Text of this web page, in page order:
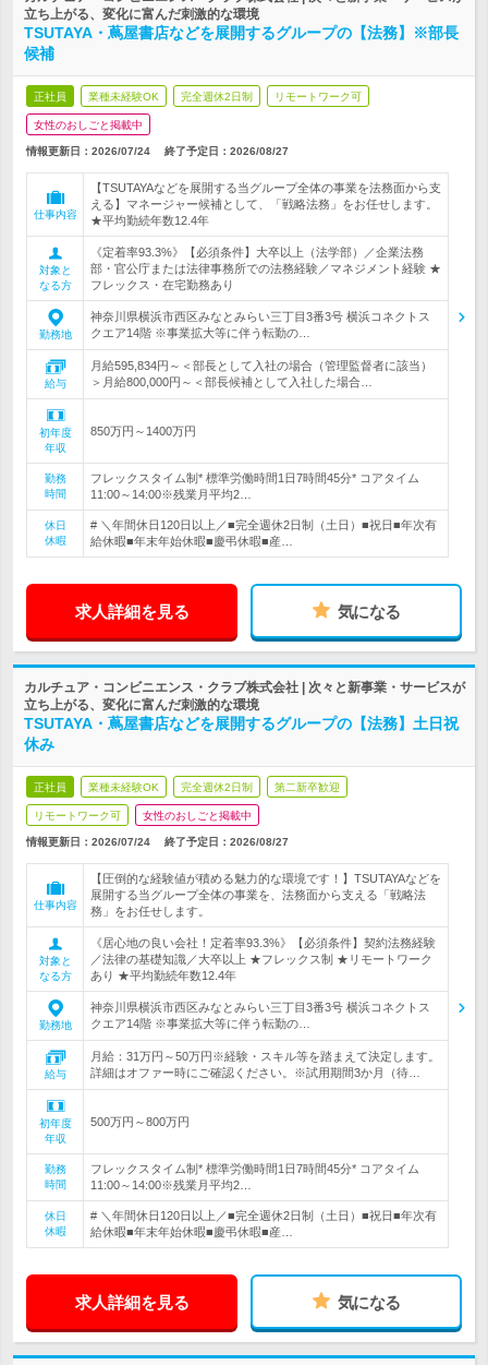
立ち上がる、変化に富んだ刺激的な環境
TSUTAYA・蔦屋書店などを展開するグループの【法務】※部長
候補
正社員 業種未経験OK 完全週休2日制 リモートワーク可
女性のおしごと掲載中
情報更新日：2026/07/24 終了予定日： 2026/08/27
仕事内容
【TSUTAYAなどを展開する当グループ全体の事業を法務面から支
える】マネージャー候補として、「戦略法務」をお任せします。
★平均勤続年数12.4年
対象と
なる方
《定着率93.3%》【必須条件】大卒以上（法学部）／企業法務
部・官公庁または法律事務所での法務経験／マネジメント経験 ★
フレックス・在宅勤務あり
勤務地
神奈川県横浜市西区みなとみらい三丁目3番3号 横浜コネクトス
クエア14階 ※事業拡大等に伴う転勤の…
給与
月給595,834円～＜部長として入社の場合（管理監督者に該当）
＞月給800,000円～＜部長候補として入社した場合…
初年度
年収
850万円～1400万円
勤務
時間
フレックスタイム制* 標準労働時間1日7時間45分* コアタイム
11:00～14:00※残業月平均2…
休日
休暇
# ＼年間休日120日以上／■完全週休2日制（土日）■祝日■年次有
給休暇■年末年始休暇■慶弔休暇■産…
求人詳細を見る 気になる
カルチュア・コンビニエンス・クラブ株式会社 | 次々と新事業・サービスが
立ち上がる、変化に富んだ刺激的な環境
TSUTAYA・蔦屋書店などを展開するグループの【法務】土日祝
休み
正社員 業種未経験OK 完全週休2日制 第二新卒歓迎
リモートワーク可 女性のおしごと掲載中
情報更新日：2026/07/24 終了予定日： 2026/08/27
仕事内容
【圧倒的な経験値が積める魅力的な環境です！】TSUTAYAなどを
展開する当グループ全体の事業を、法務面から支える「戦略法
務」をお任せします。
対象と
なる方
《居心地の良い会社！定着率93.3%》【必須条件】契約法務経験
／法律の基礎知識／大卒以上 ★フレックス制 ★リモートワーク
あり ★平均勤続年数12.4年
勤務地
神奈川県横浜市西区みなとみらい三丁目3番3号 横浜コネクトス
クエア14階 ※事業拡大等に伴う転勤の…
給与
月給：31万円～50万円※経験・スキル等を踏まえて決定します。
詳細はオファー時にご確認ください。※試用期間3か月（待…
初年度
年収
500万円～800万円
勤務
時間
フレックスタイム制* 標準労働時間1日7時間45分* コアタイム
11:00～14:00※残業月平均2…
休日
休暇
# ＼年間休日120日以上／■完全週休2日制（土日）■祝日■年次有
給休暇■年末年始休暇■慶弔休暇■産…
求人詳細を見る 気になる